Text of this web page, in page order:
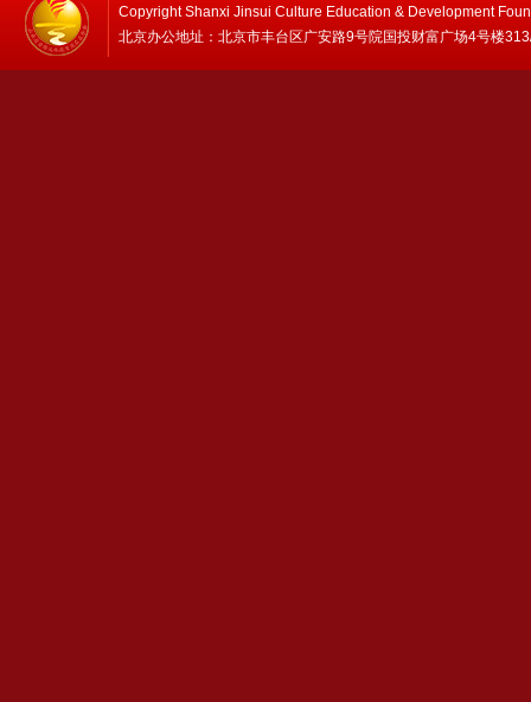
Copyright Shanxi Jinsui Culture Education & Development
北京办公地址：北京市丰台区广安路9号院国投财富广场4号楼